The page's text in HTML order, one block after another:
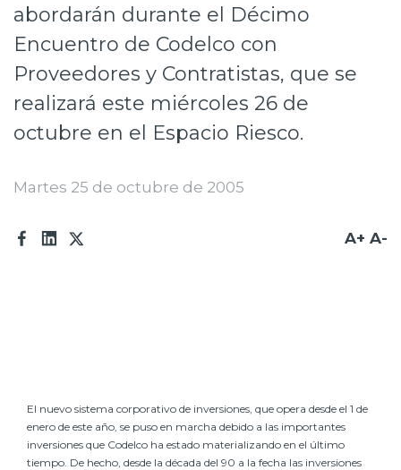
Transparencia activa
Canales de denuncia
Proveedores
Acceso trabajadores/as
abordarán durante el Décimo
Encuentro de Codelco con
Proveedores y Contratistas, que se
realizará este miércoles 26 de
octubre en el Espacio Riesco.
Martes 25 de octubre de 2005
A+ A-
El nuevo sistema corporativo de inversiones, que opera desde el 1 de
enero de este año, se puso en marcha debido a las importantes
inversiones que Codelco ha estado materializando en el último
tiempo. De hecho, desde la década del 90 a la fecha las inversiones